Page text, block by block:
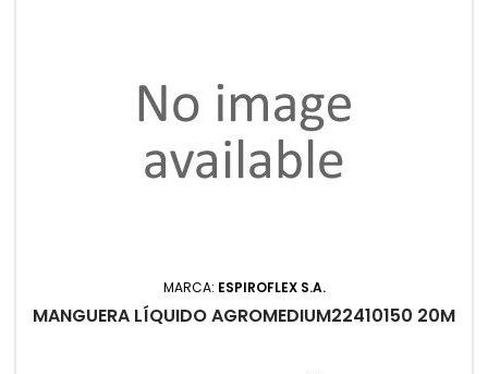
MARCA: ESPIROFLEX S.A.
MANGUERA LÍQUIDO AGROMEDIUM22410150 20M